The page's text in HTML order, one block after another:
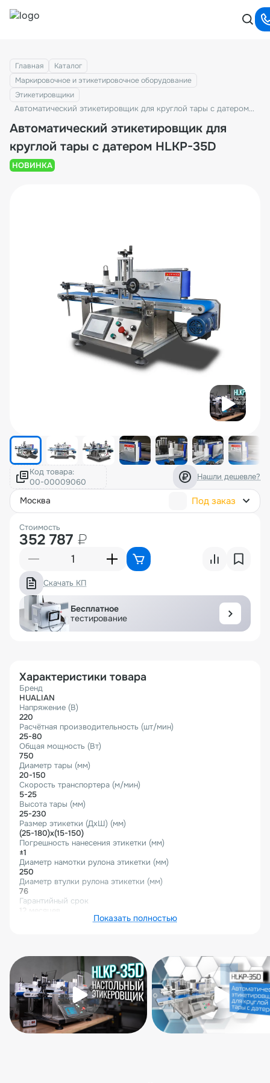
Главная
Каталог
Маркировочное и этикетировочное оборудование
Этикетировщики
Автоматический этикетировщик для круглой тары с датером HLKP-35D
Автоматический этикетировщик для
круглой тары с датером HLKP-35D
НОВИНКА
Код товара: Нашли дешевле?
москва Под заказ
Стоимость
352 787 ₽
Скачать КП
Бесплатное
тестирование
Характеристики товара
Бренд
HUALIAN
Напряжение (В)
220
Расчётная производительность (шт/мин)
25-80
Общая мощность (Вт)
750
Диаметр тары (мм)
20-150
Скорость транспортера (м/мин)
5-25
Высота тары (мм)
25-230
Размер этикетки (ДхШ) (мм)
(25-180)х(15-150)
Погрешность нанесения этикетки (мм)
±1
Диаметр намотки рулона этикетки (мм)
250
Диаметр втулки рулона этикетки (мм)
76
Гарантийный срок
12 месяцев
Габариты в упаковке (Д×Ш×В) (мм)
1 290×790×800
Описание товара
Автоматический этикетировщик для круглой тары с
датером HLKP-35D - точная маркировка и нанесение
даты на цилиндрические изделия.
Область применения:
Показать полностью